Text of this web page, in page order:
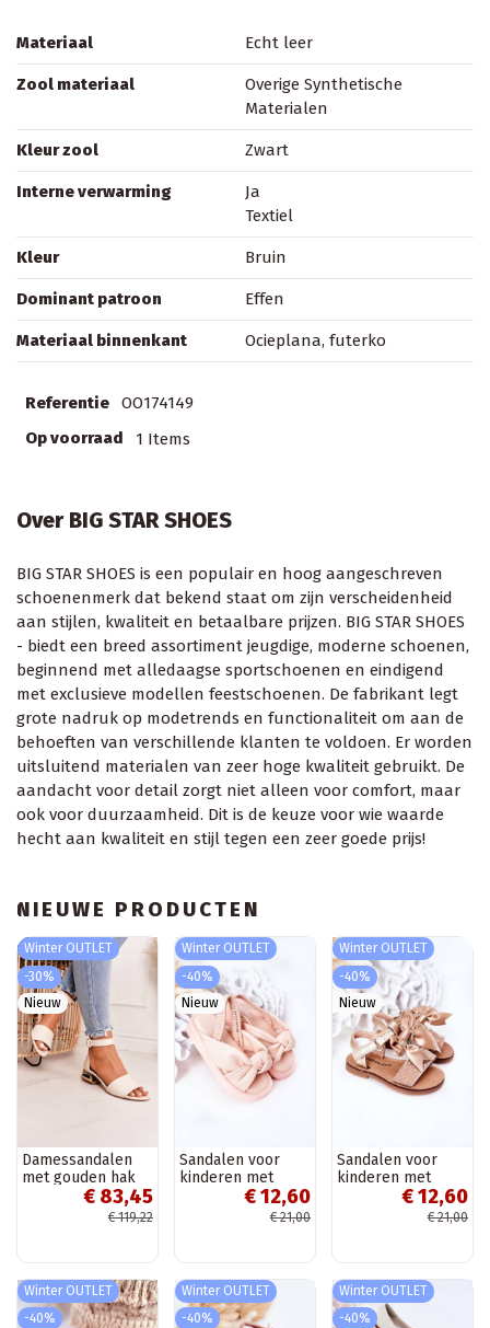
Materiaal Echt leer
Zool materiaal
Overige Synthetische
Materialen
Kleur zool Zwart
Interne verwarming
Ja
Textiel
Kleur Bruin
Dominant patroon Effen
Materiaal binnenkant Ocieplana, futerko
Referentie
OO174149
Op voorraad
1 Items
Over BIG STAR SHOES
BIG STAR SHOES is een populair en hoog aangeschreven
schoenenmerk dat bekend staat om zijn verscheidenheid
aan stijlen, kwaliteit en betaalbare prijzen. BIG STAR SHOES
- biedt een breed assortiment jeugdige, moderne schoenen,
beginnend met alledaagse sportschoenen en eindigend
met exclusieve modellen feestschoenen. De fabrikant legt
grote nadruk op modetrends en functionaliteit om aan de
behoeften van verschillende klanten te voldoen. Er worden
uitsluitend materialen van zeer hoge kwaliteit gebruikt. De
aandacht voor detail zorgt niet alleen voor comfort, maar
ook voor duurzaamheid. Dit is de keuze voor wie waarde
hecht aan kwaliteit en stijl tegen een zeer goede prijs!
NIEUWE PRODUCTEN
Winter OUTLET
-30%
Nieuw
Damessandalen
met gouden hak
Laura Messi beige
€ 83,45
€ 119,22
Winter OUTLET
-40%
Nieuw
Sandalen voor
kinderen met
drukknoopsluiting,
€ 12,60
€ 21,00
Winter OUTLET
-40%
Nieuw
Sandalen voor
kinderen met
€ 12,60
€ 21,00
Winter OUTLET
-40%
Winter OUTLET
-40%
Winter OUTLET
-40%